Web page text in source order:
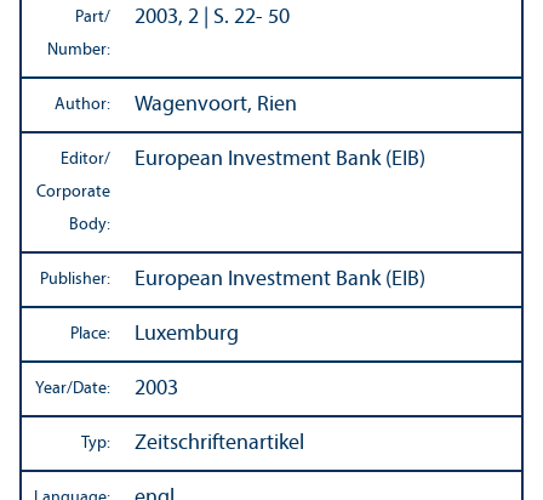
Part/
Number:
2003, 2 | S. 22- 50
Author: Wagenvoort, Rien
Editor/
Corporate
Body:
European Investment Bank (EIB)
Publisher: European Investment Bank (EIB)
Place: Luxemburg
Year/Date: 2003
Typ: Zeitschriftenartikel